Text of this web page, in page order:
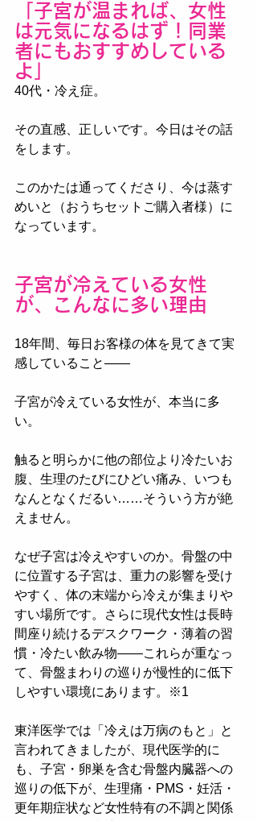
「子宮が温まれば、女性
は元気になるはず！同業
者にもおすすめしている
よ」
40代・冷え症。
その直感、正しいです。今日はその話
をします。
このかたは通ってくださり、今は蒸す
めいと（おうちセットご購入者様）に
なっています。
子宮が冷えている女性
が、こんなに多い理由
18年間、毎日お客様の体を見てきて実
感していること——
子宮が冷えている女性が、本当に多
い。
触ると明らかに他の部位より冷たいお
腹、生理のたびにひどい痛み、いつも
なんとなくだるい……そういう方が絶
えません。
なぜ子宮は冷えやすいのか。骨盤の中
に位置する子宮は、重力の影響を受け
やすく、体の末端から冷えが集まりや
すい場所です。さらに現代女性は長時
間座り続けるデスクワーク・薄着の習
慣・冷たい飲み物——これらが重なっ
て、骨盤まわりの巡りが慢性的に低下
しやすい環境にあります。※1
東洋医学では「冷えは万病のもと」と
言われてきましたが、現代医学的に
も、子宮・卵巣を含む骨盤内臓器への
巡りの低下が、生理痛・PMS・妊活・
更年期症状など女性特有の不調と関係